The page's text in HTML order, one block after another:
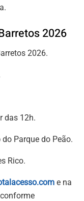
2026
2026.
das 12h.
Parque do Peão.
Rico.
e na